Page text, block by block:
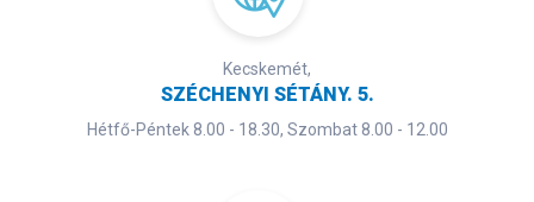
Kecskemét,
SZÉCHENYI SÉTÁNY. 5.
Hétfő-Péntek 8.00 - 18.30, Szombat 8.00 - 12.00